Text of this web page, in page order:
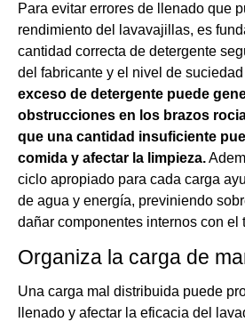
Para evitar errores de llenado que
rendimiento del lavavajillas, es
cantidad correcta de detergente
del fabricante y el nivel de
exceso de detergente puede
obstrucciones en los brazos
que una cantidad insuficiente
comida y afectar la limpieza.
ciclo apropiado para cada carga
de agua y energía, previniendo
dañar componentes internos con el
Organiza la carga de
Una carga mal distribuida puede
llenado y afectar la eficacia del